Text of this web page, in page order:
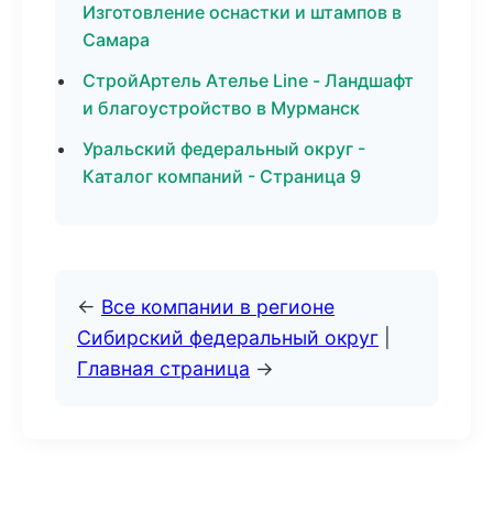
Изготовление оснастки и штампов в
Самара
СтройАртель Ателье Line - Ландшафт
и благоустройство в Мурманск
Уральский федеральный округ -
Каталог компаний - Страница 9
← Все компании в регионе
Сибирский федеральный округ
Главная страница →